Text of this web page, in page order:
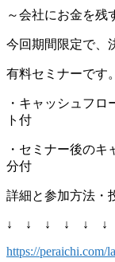
～会社にお金を残
今回期間限定で、
有料セミナーです。
・キャッシュフ
ト付
・セミナー後の
分付
詳細と参加方法・
↓ ↓ ↓ ↓ ↓
https://peraichi.com/